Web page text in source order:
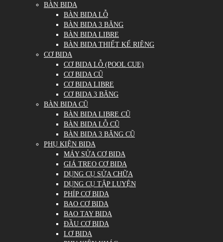
BÀN BIDA
BÀN BIDA LỖ
BÀN BIDA 3 BĂNG
BÀN BIDA LIBRE
BÀN BIDA THIẾT KẾ RIÊNG
CƠ BIDA
CƠ BIDA LỖ (POOL CUE)
CƠ BIDA CŨ
CƠ BIDA LIBRE
CƠ BIDA 3 BĂNG
BÀN BIDA CŨ
BÀN BIDA LIBRE CŨ
BÀN BIDA LỖ CŨ
BÀN BIDA 3 BĂNG CŨ
PHỤ KIỆN BIDA
MÁY SỬA CƠ BIDA
GIÁ TREO CƠ BIDA
DỤNG CỤ SỬA CHỮA
DỤNG CỤ TẬP LUYỆN
PHÍP CƠ BIDA
BAO CƠ BIDA
BAO TAY BIDA
ĐẦU CƠ BIDA
LƠ BIDA